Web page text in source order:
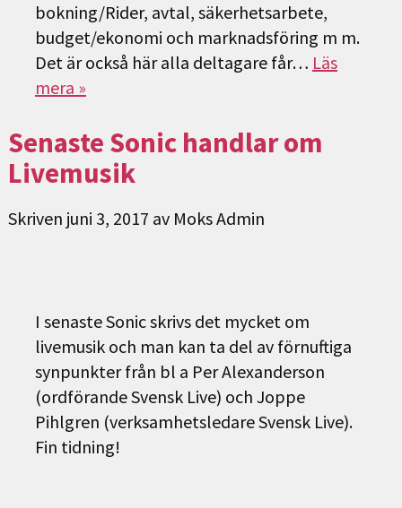
bokning/Rider, avtal, säkerhetsarbete,
budget/ekonomi och marknadsföring m m.
Det är också här alla deltagare får… Läs
mera »
Senaste Sonic handlar om
Livemusik
Skriven juni 3, 2017 av Moks Admin
I senaste Sonic skrivs det mycket om
livemusik och man kan ta del av förnuftiga
synpunkter från bl a Per Alexanderson
(ordförande Svensk Live) och Joppe
Pihlgren (verksamhetsledare Svensk Live).
Fin tidning!